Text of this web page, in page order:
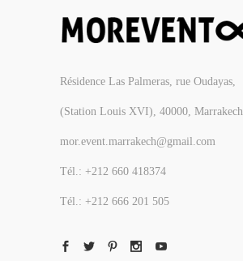
Résidence Las Palmeras, rue Oudayas,
(Station Louis XVI), 40000, Marrakech
mor.event.marrakech@gmail.com
Tél.: +212 660 418374
Tél.: +212 666 201 505